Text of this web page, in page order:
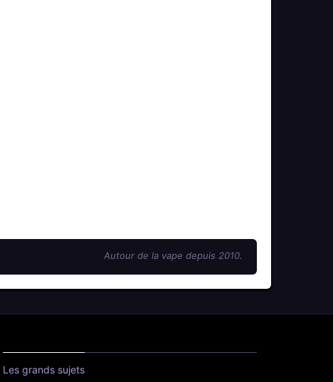
Autour de la vape depuis 2010.
Les grands sujets